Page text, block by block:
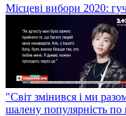
Місцеві вибори 2020:
"Світ змінився і ми
шалену популярність по